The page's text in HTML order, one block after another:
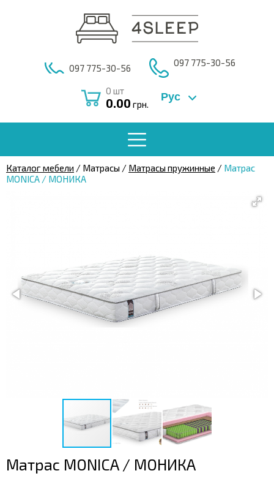
097 775-30-56 097 775-30-56
0 шт
0.00 грн.
Рус
Каталог мебели / Матрасы / Матрасы пружинные / Матрас
MONICA / МОНИКА
Матрас MONICA / МОНИКА